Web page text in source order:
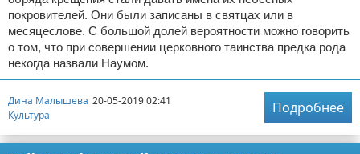
покровителей. Они были записаны в святцах или в
месяцеслове. С большой долей вероятности можно говорить
о том, что при совершении церковного таинства предка рода
некогда назвали Наумом.
Дина Малышева 20-05-2019 02:41
Культура
Подробнее